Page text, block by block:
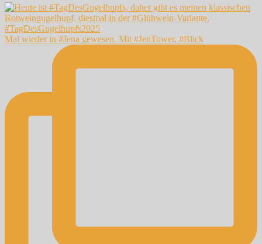
Mal wieder in #Jena gewesen. Mit #JenTower, #Blick